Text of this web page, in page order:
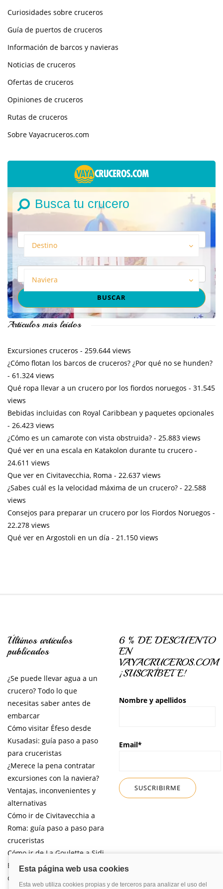
Curiosidades sobre cruceros
Guía de puertos de cruceros
Información de barcos y navieras
Noticias de cruceros
Ofertas de cruceros
Opiniones de cruceros
Rutas de cruceros
Sobre Vayacruceros.com
Busca tu crucero
Destino
Naviera
Artículos más leídos
Excursiones cruceros - 259.644 views
¿Cómo flotan los barcos de cruceros? ¿Por qué no se hunden?
- 61.324 views
Qué ropa llevar a un crucero por los fiordos noruegos - 31.545
views
Bebidas incluidas con Royal Caribbean y paquetes opcionales
- 26.423 views
¿Cómo es un camarote con vista obstruida? - 25.883 views
Qué ver en una escala en Katakolon durante tu crucero -
24.611 views
Que ver en Civitavecchia, Roma - 22.637 views
¿Sabes cuál es la velocidad máxima de un crucero? - 22.588
views
Consejos para preparar un crucero por los Fiordos Noruegos -
22.278 views
Qué ver en Argostoli en un día - 21.150 views
Últimos artículos
publicados
¿Se puede llevar agua a un
crucero? Todo lo que
necesitas saber antes de
embarcar
Cómo visitar Éfeso desde
Kusadasi: guía paso a paso
para cruceristas
¿Merece la pena contratar
excursiones con la naviera?
Ventajas, inconvenientes y
alternativas
Cómo ir de Civitavecchia a
Roma: guía paso a paso para
cruceristas
Cómo ir de La Goulette a Sidi
Bou Said por libre desde tu
crucero
6 % DE DESCUENTO
EN
VAYACRUCEROS.COM
¡SUSCRÍBETE!
Nombre y apellidos
Email*